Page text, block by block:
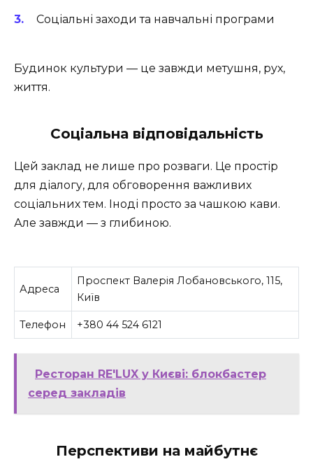
Соціальні заходи та навчальні програми
Будинок культури — це завжди метушня, рух,
життя.
Соціальна відповідальність
Цей заклад не лише про розваги. Це простір
для діалогу, для обговорення важливих
соціальних тем. Іноді просто за чашкою кави.
Але завжди — з глибиною.
Адреса
Проспект Валерія Лобановського, 115,
Київ
Телефон +380 44 524 6121
Ресторан RE'LUX у Києві: блокбастер
серед закладів
Перспективи на майбутнє